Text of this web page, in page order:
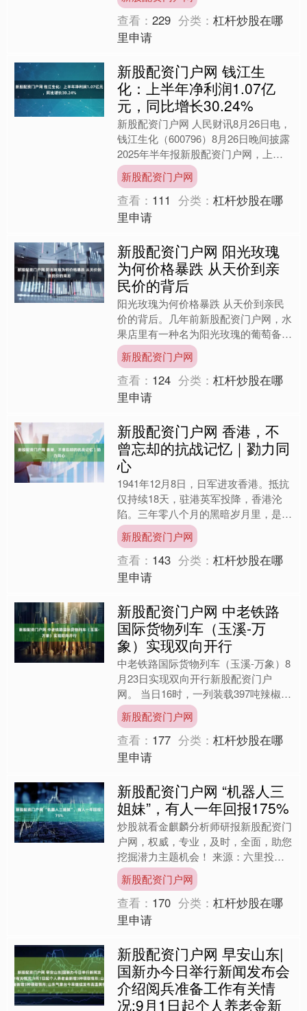
Heesoo Mi....
查看：229 分类：杠杆炒股在哪
里申请
新股配资门户网 钱江生
化：上半年净利润1.07亿
元，同比增长30.24%
新股配资门户网 人民财讯8月26日电，
钱江生化（600796）8月26日晚间披露
2025年半年报新股配资门户网，上半
年实现营业收入7.8亿元，同比下降
9.64%....
新股配资门户网
查看： 111 分类：杠杆炒股在哪
里申请
新股配资门户网 阳光玫瑰
为何价格暴跌 从天价到亲
民价的背后
阳光玫瑰为何价格暴跌 从天价到亲民
价的背后。几年前新股配资门户网，水
果店里有一种名为阳光玫瑰的葡萄备受
瞩目。它绿得像翡翠，甜得似蜂蜜，被
誉为“葡萄界的爱马仕”。....
新股配资门户网
查看： 124 分类：杠杆炒股在哪
里申请
新股配资门户网 香港，不
曾忘却的抗战记忆｜勠力同
心
1941年12月8日，日军进攻香港。抵抗
仅持续18天，驻港英军投降，香港沦
陷。三年零八个月的黑暗岁月里，是谁
在坚持抗日？书写了怎样的英雄史诗？
如今，这段历史又是....
新股配资门户网
查看： 143 分类：杠杆炒股在哪
里申请
新股配资门户网 中老铁路
国际货物列车（玉溪-万
象）实现双向开行
中老铁路国际货物列车（玉溪-万象）8
月23日实现双向开行新股配资门户
网。 当日16时，一列装载397吨辣椒、
青花菜等新鲜蔬菜的冷链国际货物列车
从云南玉溪市研和站....
新股配资门户网
查看： 177 分类：杠杆炒股在哪
里申请
新股配资门户网 “机器人三
姐妹”，有人一年回报175%
炒股就看金麒麟分析师研报新股配资门
户网，权威，专业，及时，全面，助您
挖掘潜力主题机会！ 来源：六里投资
报 二季度以来震荡调整的机器人板块
又有卷土重来的趋势。 截....
新股配资门户网
查看： 170 分类：杠杆炒股在哪
里申请
新股配资门户网 早安山东|
国新办今日举行新闻发布会
介绍阅兵准备工作有关情
况;9月1日起个人养老金新